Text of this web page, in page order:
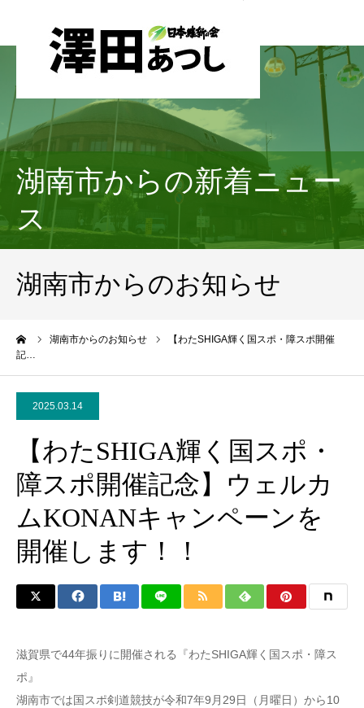
湖南市からの新着ニュー
ス
湖南市からのお知らせ
湖南市からのお知らせ
【わたSHIGA輝く国スポ・障スポ開催
記…
2025.03.14
【わたSHIGA輝く国スポ・
障スポ開催記念】ウェルカ
ムKONANキャンペーンを
開催します！！
滋賀県で44年振りに開催される『わたSHIGA輝く国スポ・障ス
ポ』
湖南市では国スポ剣道競技が令和7年9月29日（月曜日）から10